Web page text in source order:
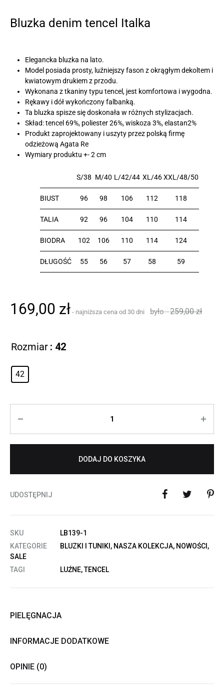
Bluzka denim tencel Italka
Elegancka bluzka na lato.
Model posiada prosty, luźniejszy fason z okrągłym dekoltem i
kwiatowym drukiem z przodu.
Wykonana z tkaniny typu tencel, jest komfortowa i wygodna.
Rękawy i dół wykończony falbanką.
Ta bluzka spisze się doskonała w różnych stylizacjach.
Skład: tencel 69%, poliester 26%, wiskoza 3%, elastan2%
Produkt zaprojektowany i uszyty przez polską firmę
odzieżową Agata Re
Wymiary produktu +- 2 cm
S/38 M/40 L/42/44 XL/46 XXL/48/50
BIUST 96 98 106 112 118
TALIA 92 96 104 110 114
BIODRA 102 106 110 114 124
DŁUGOŚĆ 55 56 57 58 59
169,00 zł 259,00zł
Rozmiar : 42
42
DODAJ DO KOSZYKA
UDOSTĘPNIJ
SKU
LB139-1
KATEGORIE
BLUZKI I TUNIKI , NASZA KOLEKCJA, NOWOŚCI ,
SALE
TAGI
LUŹNE,TENCEL
PIELĘGNACJA
INFORMACJE DODATKOWE
OPINIE (0)